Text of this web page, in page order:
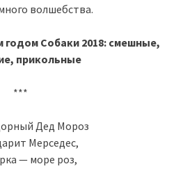
волшебства.
Собаки 2018: смешные,
прикольные
***
Дед Мороз
Мерседес,
— море роз,